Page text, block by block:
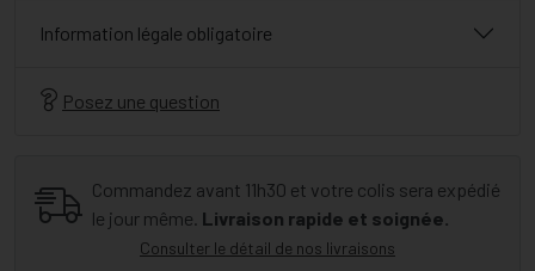
Information légale obligatoire
Posez une question
Commandez avant 11h30 et votre colis sera expédié
le jour même. Livraison rapide et soignée.
Consulter le détail de nos livraisons